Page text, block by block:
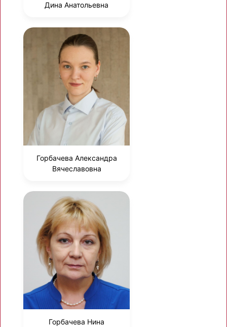
Дина Анатольевна
Горбачева Александра
Вячеславовна
Горбачева Нина